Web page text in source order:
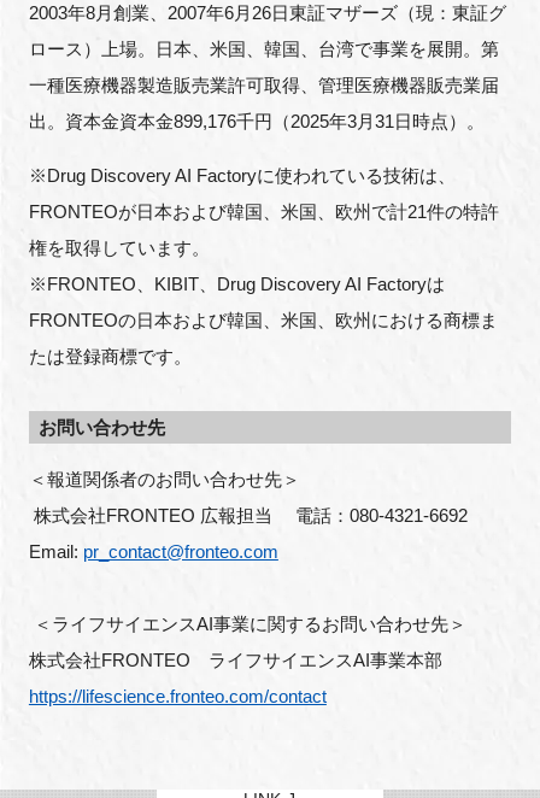
2003年8月創業、2007年6月26日東証マザーズ（現：東証グ
ロース）上場。日本、米国、韓国、台湾で事業を展開。第
一種医療機器製造販売業許可取得、管理医療機器販売業届
出。資本金資本金899,176千円（2025年3月31日時点）。
※Drug Discovery AI Factoryに使われている技術は、
FRONTEOが日本および韓国、米国、欧州で計21件の特許
権を取得しています。
※FRONTEO、KIBIT、Drug Discovery AI Factoryは
FRONTEOの日本および韓国、米国、欧州における商標ま
たは登録商標です。
お問い合わせ先
＜報道関係者のお問い合わせ先＞
株式会社FRONTEO 広報担当 　電話：080-4321-6692
Email: pr_contact@fronteo.com
＜ライフサイエンスAI事業に関するお問い合わせ先＞
株式会社FRONTEO　ライフサイエンスAI事業本部
https://lifescience.fronteo.com/contact